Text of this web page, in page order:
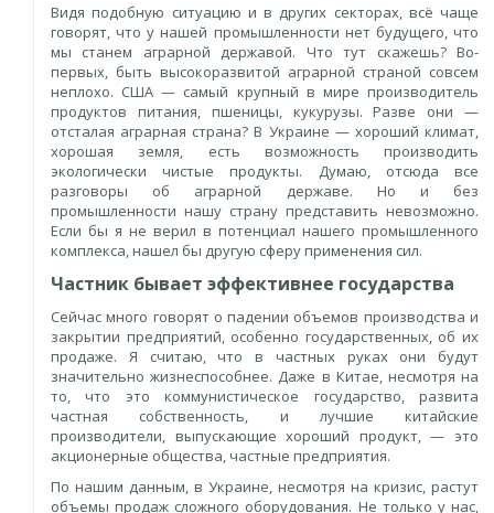
Видя подобную ситуацию и в других секторах, всё чаще
говорят, что у нашей промышленности нет будущего, что
мы станем аграрной державой. Что тут скажешь? Во-
первых, быть высокоразвитой аграрной страной совсем
неплохо. США — самый крупный в мире производитель
продуктов питания, пшеницы, кукурузы. Разве они —
отсталая аграрная страна? В Украине — хороший климат,
хорошая земля, есть возможность производить
экологически чистые продукты. Думаю, отсюда все
разговоры об аграрной державе. Но и без
промышленности нашу страну представить невозможно.
Если бы я не верил в потенциал нашего промышленного
комплекса, нашел бы другую сферу применения сил.
Частник бывает эффективнее государства
Сейчас много говорят о падении объемов производства и
закрытии предприятий, особенно государственных, об их
продаже. Я считаю, что в частных руках они будут
значительно жизнеспособнее. Даже в Китае, несмотря на
то, что это коммунистическое государство, развита
частная собственность, и лучшие китайские
производители, выпускающие хороший продукт, — это
акционерные общества, частные предприятия.
По нашим данным, в Украине, несмотря на кризис, растут
объемы продаж сложного оборудования. Не только у нас,